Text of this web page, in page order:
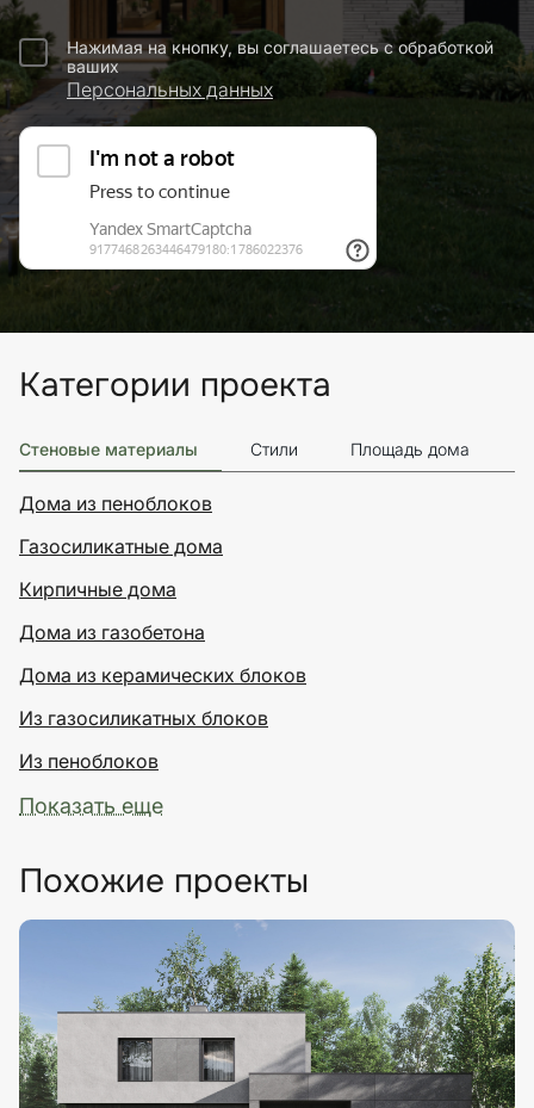
Нажимая на кнопку, вы соглашаетесь с обработкой
ваших
Персональных данных
Категории проекта
Стеновые материалы Стили Площадь дома
Дома из пеноблоков
Газосиликатные дома
Кирпичные дома
Дома из газобетона
Дома из керамических блоков
Из газосиликатных блоков
Из пеноблоков
Показать еще
Похожие проекты